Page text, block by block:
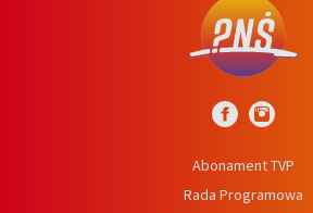
Abonament TVP
Rada Programowa